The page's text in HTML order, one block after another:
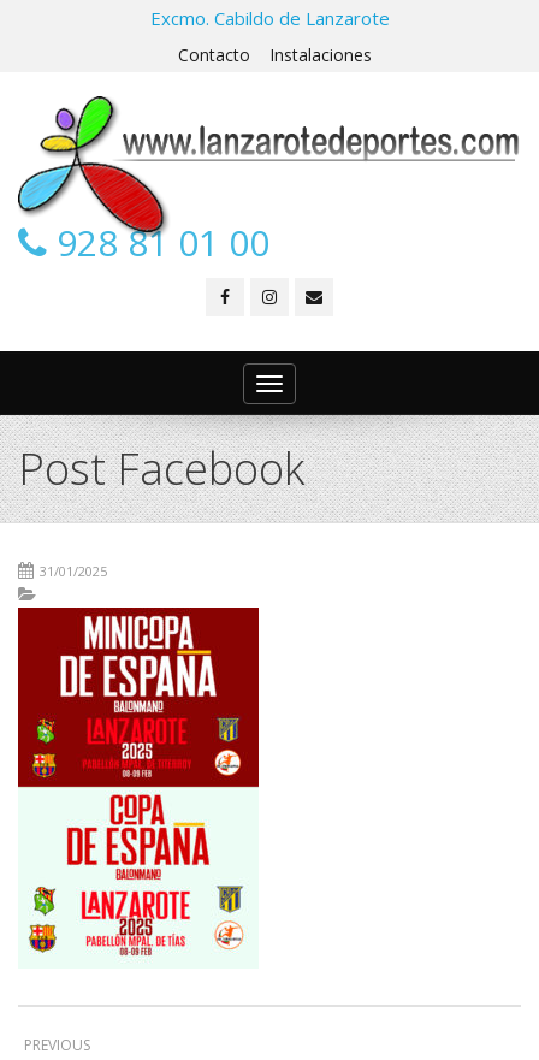
Excmo. Cabildo de Lanzarote
Contacto Instalaciones
928 81 01 00
Toggle
navigation
Post Facebook
31/01/2025
PREVIOUS